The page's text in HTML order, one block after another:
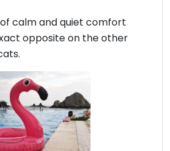
calm and quiet comfort
opposite on the other